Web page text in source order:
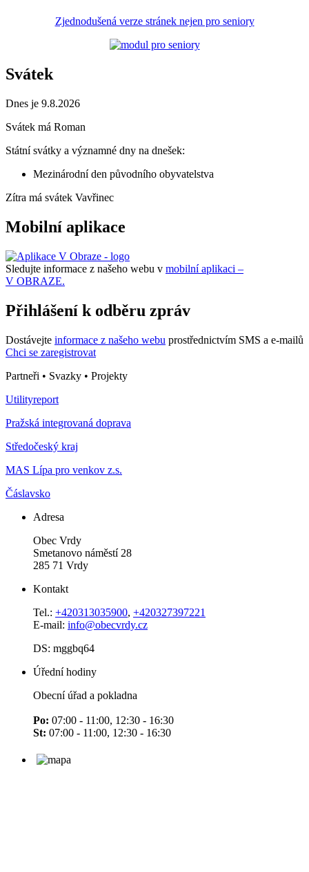
Zjednodušená verze stránek nejen pro seniory
Svátek
Dnes je 9.8.2026
Svátek má Roman
Státní svátky a významné dny na dnešek:
Mezinárodní den původního obyvatelstva
Zítra má svátek Vavřinec
Mobilní aplikace
Sledujte informace z našeho webu v mobilní aplikaci –
V OBRAZE.
Přihlášení k odběru zpráv
Dostávejte informace z našeho webu prostřednictvím SMS a e-mailů
Chci se zaregistrovat
Partneři • Svazky • Projekty
Utilityreport
Pražská integrovaná doprava
Středočeský kraj
MAS Lípa pro venkov z.s.
Čáslavsko
Adresa
Obec Vrdy
Smetanovo náměstí 28
285 71 Vrdy
Kontakt
Tel.: +420313035900, +420327397221
E-mail: info@obecvrdy.cz
DS: mggbq64
Úřední hodiny
Obecní úřad a pokladna
Po: 07:00 - 11:00, 12:30 - 16:30
St: 07:00 - 11:00, 12:30 - 16:30